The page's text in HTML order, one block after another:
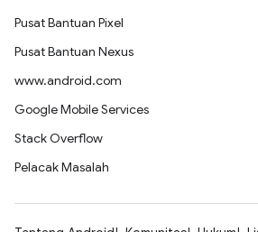
Pusat Bantuan Pixel
Pusat Bantuan Nexus
www.android.com
Google Mobile Services
Stack Overflow
Pelacak Masalah